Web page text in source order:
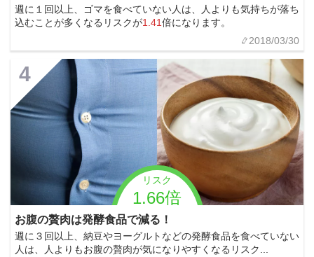
週に１回以上、ゴマを食べていない人は、人よりも気持ちが落ち
込むことが多くなるリスクが1.41倍になります。
2018/03/30
リスク
1.66倍
4
お腹の贅肉は発酵食品で減る！
週に３回以上、納豆やヨーグルトなどの発酵食品を食べていない
人は、人よりもお腹の贅肉が気になりやすくなるリスク...